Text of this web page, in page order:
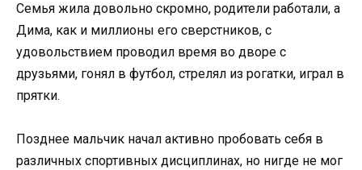
Семья жила довольно скромно, родители работали, а
Дима, как и миллионы его сверстников, с
удовольствием проводил время во дворе с
друзьями, гонял в футбол, стрелял из рогатки, играл в
прятки.
Позднее мальчик начал активно пробовать себя в
различных спортивных дисциплинах, но нигде не мог